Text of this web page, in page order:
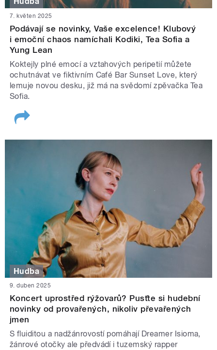
7. květen 2025
Podávají se novinky, Vaše excelence! Klubový
i emoční chaos namíchali Kodiki, Tea Sofia a
Yung Lean
Koktejly plné emocí a vztahových peripetií můžete
ochutnávat ve fiktivním Café Bar Sunset Love, který
lemuje novou desku, již má na svědomí zpěvačka Tea
Sofia.
Hudba
9. duben 2025
Koncert uprostřed rýžovarů? Pusťte si hudební
novinky od provařených, nikoliv převařených
jmen
S fluiditou a nadžánrovostí pomáhají Dreamer Isioma,
žánrové otočky ale předvádí i tuzemský rapper